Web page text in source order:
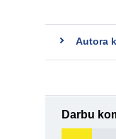
Autora
Darbu